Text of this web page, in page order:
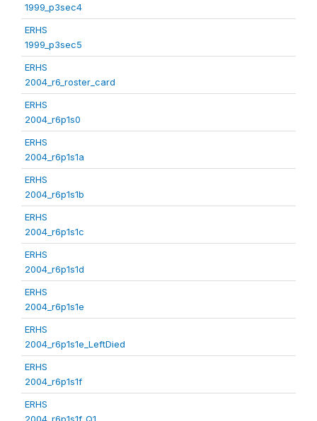
1999_p3sec4
ERHS
1999_p3sec5
ERHS
2004_r6_roster_card
ERHS
2004_r6p1s0
ERHS
2004_r6p1s1a
ERHS
2004_r6p1s1b
ERHS
2004_r6p1s1c
ERHS
2004_r6p1s1d
ERHS
2004_r6p1s1e
ERHS
2004_r6p1s1e_LeftDied
ERHS
2004_r6p1s1f
ERHS
2004_r6p1s1f_Q1